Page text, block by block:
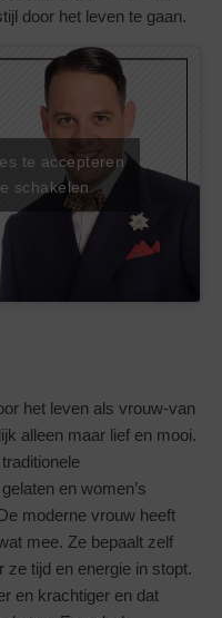
door het leven te gaan.
te accepteren
schakelen
het leven als vrouw-van
alleen maar lief en mooi.
en women’s
moderne vrouw heeft
mee. Ze bepaalt zelf
tijd en energie in stopt.
en krachtiger en dat